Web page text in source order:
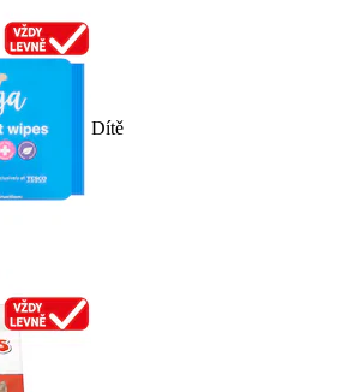
Dítě